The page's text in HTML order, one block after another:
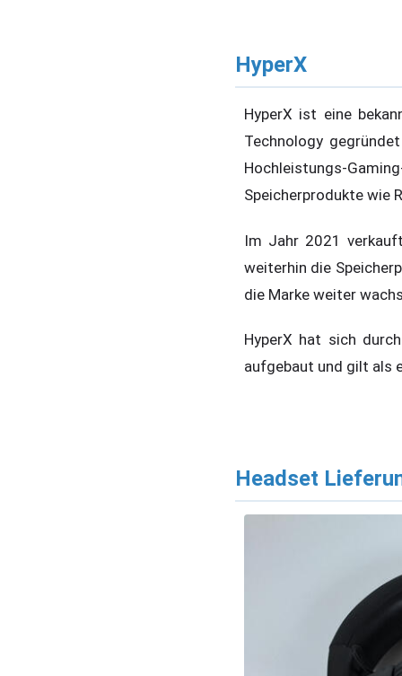
HyperX
HyperX ist eine
Technology
Hochleistungs-
Speicherprodukte wie
Im Jahr 2021
weiterhin die
die Marke weiter
HyperX hat sich
aufgebaut und gilt als
Headset